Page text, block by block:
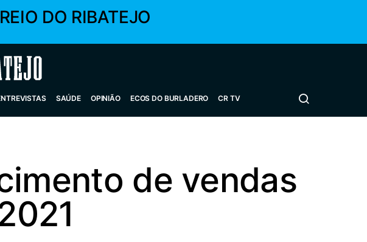
DO RIBATEJO
SAÚDE OPINIÃO ECOS DO BURLADERO CR TV
de vendas